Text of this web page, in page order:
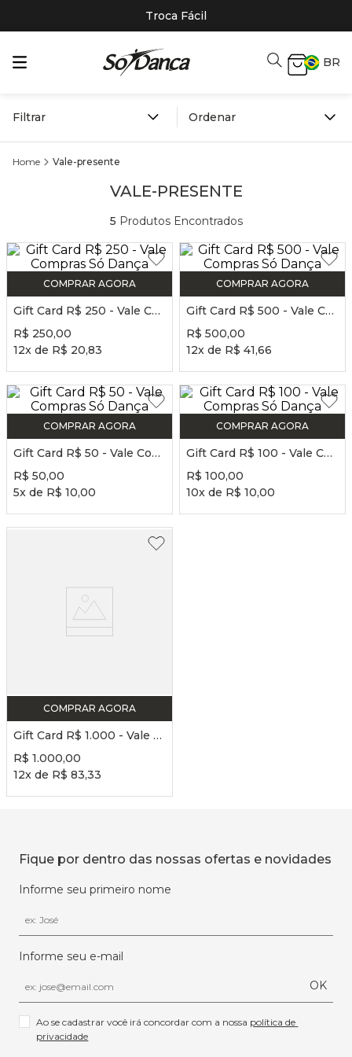
Troca Fácil
BR
Filtrar
Vale-presente
VALE-PRESENTE
5 Produtos Encontrados
COMPRAR AGORA
Gift Card R$ 250 - Vale Compras Só Dança
R$ 250,00
12x de R$ 20,83
COMPRAR AGORA
Gift Card R$ 500 - Vale Compras Só Dança
R$ 500,00
12x de R$ 41,66
COMPRAR AGORA
Gift Card R$ 50 - Vale Compras Só Dança
R$ 50,00
5x de R$ 10,00
COMPRAR AGORA
Gift Card R$ 100 - Vale Compras Só Dança
R$ 100,00
10x de R$ 10,00
COMPRAR AGORA
Gift Card R$ 1.000 - Vale Compras Só Dança
R$ 1.000,00
12x de R$ 83,33
Fique por dentro das nossas ofertas e novidades
Informe seu primeiro nome
Informe seu e-mail
OK
Ao se cadastrar você irá concordar com a nossa política de
privacidade